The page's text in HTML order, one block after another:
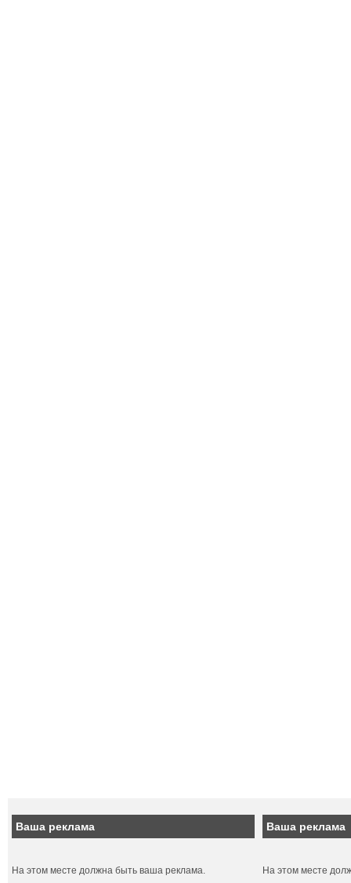
Ваша реклама
На этом месте должна быть ваша реклама.
Ваша реклама
На этом месте